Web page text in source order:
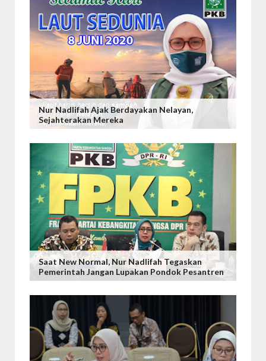
Nur Nadlifah Ajak Berdayakan Nelayan,
Sejahterakan Mereka
Saat New Normal, Nur Nadlifah Tegaskan
Pemerintah Jangan Lupakan Pondok Pesantren